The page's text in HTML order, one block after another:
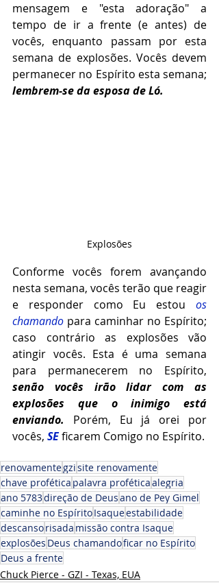
mensagem e "esta adoração" a
tempo de ir a frente (e antes) de
vocês, enquanto passam por esta
semana de explosões. Vocês devem
lembrem-se da esposa de Ló.
Explosões
Conforme vocês forem avançando
nesta semana, vocês terão que reagir
e responder como Eu estou os
chamando para caminhar no Espírito;
caso contrário as explosões vão
atingir vocês. Esta é uma semana
senão vocês irão lidar com as
explosões que o inimigo está
enviando. Porém, Eu já orei por
vocês, SE
renovamentegzisite renovamente
chave profética palavra proféticaalegria
ano 5783direção de Deusano de Pey Gimel
caminhe no EspíritoIsaqueestabilidade
descansorisada missão contra Isaque
explosões Deus chamandoficar no Espírito
Deus a frente
Chuck Pierce - GZI - Texas, EUA